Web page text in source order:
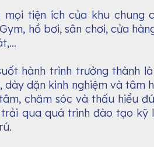
mọi tiện ích của khu chung
hồ bơi, sân chơi, cửa
hành trình trưởng thành
dặn kinh nghiệm và tâm
chăm sóc và thấu hiểu
qua quá trình đào tạo kỹ